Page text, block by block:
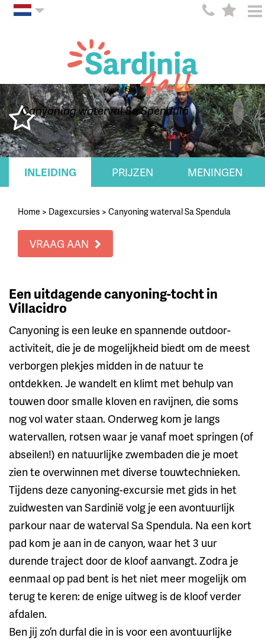
Canyoning waterval Sa Spendula
INLEIDING PRIJZEN MENINGEN
Home > Dagexcursies > Canyoning waterval Sa Spendula
VRAAG AAN
Een uitdagende canyoning-tocht in
Villacidro
Canyoning is een leuke en spannende outdoor-
activiteit, die je de mogelijkheid biedt om de meest
verborgen plekjes midden in de natuur te
ontdekken. Je wandelt en klimt met behulp van
touwen door smalle kloven en ravijnen, die soms
nog vol water staan. Onderweg kom je langs
watervallen, rotsen waar je vanaf moet springen (of
abseilen!) en natuurlijke zwembaden die je moet
zien te overwinnen met diverse touwtechnieken.
Tijdens deze canyoning-excursie met gids in het
zuidwesten van Sardinië volg je een avontuurlijk
parkour naar de waterval Sa Spendula. Na een kort
pad kom je aan in de canyon, waar het 3 uur
durende traject door de kloof aanvangt. Zodra je
eenmaal op pad bent is het niet meer mogelijk om
terug te keren: de enige uitweg is de kloof verder
afdalen.
Ben jij zo’n durfal die in is voor een avontuurlijke